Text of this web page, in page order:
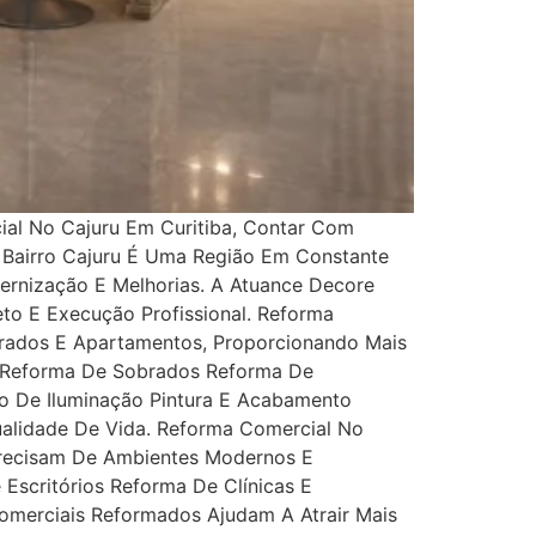
No Cajuru Em Curitiba, Contar Com
Cajuru É Uma Região Em Constante
E Melhorias. A Atuance Decore
E Execução Profissional. Reforma
E Apartamentos, Proporcionando Mais
De Sobrados Reforma De
De Iluminação Pintura E Acabamento
De Vida. Reforma Comercial No
De Ambientes Modernos E
Reforma De Clínicas E
Reformados Ajudam A Atrair Mais